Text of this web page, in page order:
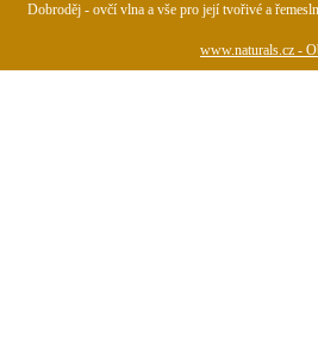
Dobroděj - ovčí vlna a vše pro její tvořivé a
www.naturals.cz -